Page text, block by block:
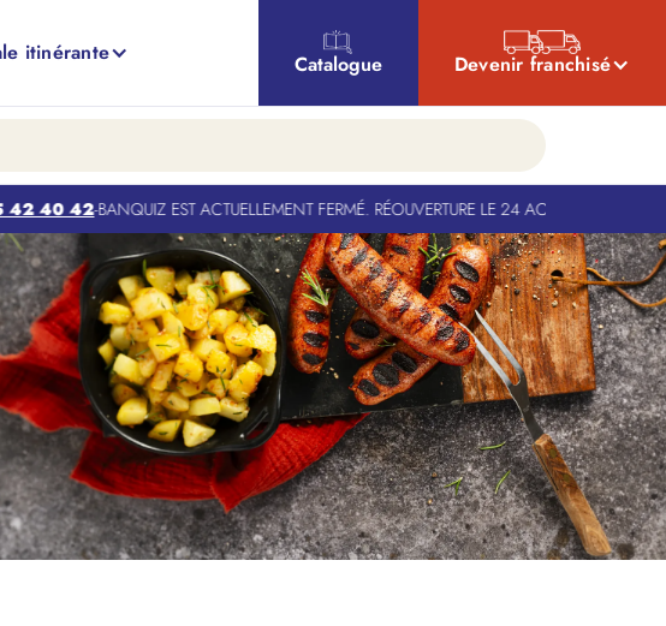
itinérante Catalogue Devenir franchisé
40 42-BANQUIZ EST ACTUELLEMENT FERMÉ. RÉOUVERTURE LE 24 AOÛT-